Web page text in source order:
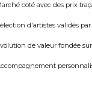
coté avec des prix
d'artistes validés
de valeur fondée